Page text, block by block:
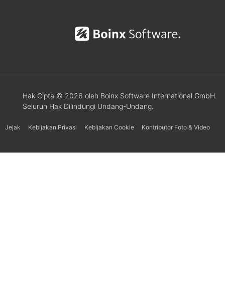
Hak Cipta © 2026 oleh Boinx Software International GmbH.
Seluruh Hak Dilindungi Undang-Undang.
Jejak Kebijakan Privasi Kebijakan Cookie Kontributor Foto & Video